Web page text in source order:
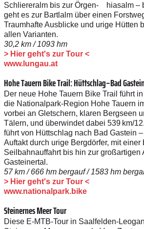
Schliereralm bis zur Örgen- hiasalm –
geht es zur Bartlalm über einen
Traumhafte Ausblicke und urige Hütten
allen Varianten.
30,2 km / 1093 hm
> Hier geht's zur Tour <
www.lungau.at
Hohe Tauern Bike Trail: ­Hüttschlag–Bad
Der neue Hohe Tauern Bike Trail führt
die Nationalpark-Region Hohe Tauern
vorbei an Gletschern, klaren Bergseen
Tälern, und überwindet dabei 539 km/
führt von Hüttschlag nach Bad Gastein
Auftakt durch urige Bergdörfer, mit einer
Seilbahnauffahrt bis hin zur großartigen
Gasteinertal.
57 km / 666 hm bergauf / 1583 hm
> Hier geht's zur Tour <
www.nationalpark.bike
Steinernes Meer Tour
Diese E‑MTB-Tour in Saalfelden-